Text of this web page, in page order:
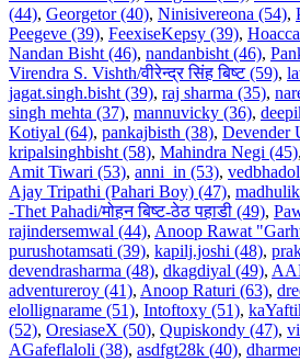
(44), Georgetor (40), Ninisivereona (54),
Peegeve (39), FeexiseKepsy (39),
Nandan Bisht (46), nandanbisht (46),
Virendra S. Vishth/वीरेन्द्र सिंह बिष्ट (59),
jagat.singh.bisht (39), raj sharma (35),
singh mehta (37), mannuvicky (36),
Kotiyal (64), pankajbisth (38), Devender
kripalsinghbisht (58), Mahindra Negi (45)
Amit Tiwari (53), anni_in (53),
Ajay Tripathi (Pahari Boy) (47),
-Thet Pahadi/मोहन बिष्ट-ठेठ पहाडी (49),
rajindersemwal (44), Anoop Rawat
purushotamsati (39), kapilj.joshi (48),
devendrasharma (48), dkagdiyal (49),
adventureroy (41), Anoop Raturi (63),
elollignarame (51), Intoftoxy (51),
(52), OresiaseX (50), Qupiskondy (47),
AGafeflaloli (38), asdfgt28k (40),